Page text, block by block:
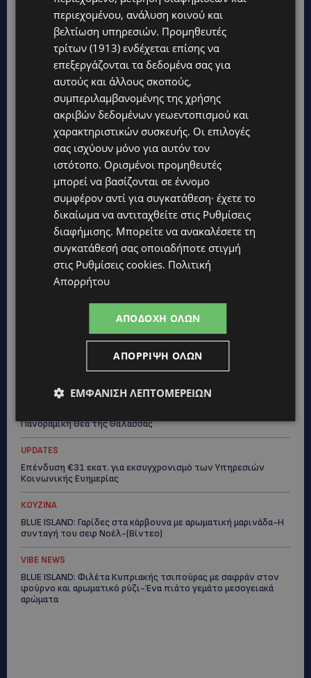
Topics
UPDATES
ΚΟΚΚΙΝΟΤΡΙΜΙΘΙΑ: Σκύλος στον δρόμο μέσα στη ζέστη – Το
καλοκαιρινό «κύμα» εγκατάλειψης ζώων και η ευθύνη που
δεν κάνει διακοπές
UPDATES
Ο κατασκευαστικός τομέας στην Κύπρο: Ισχυρή δυναμική εν
μέσω αβεβαιότητας
UPDATES
VIRAL: Πήγε για καφέ… με την πάπια του και έγινε το
Ο τουρισμός ως εθνική υπόθεση
Εμβληματική Τουριστική Έκταση στην Παραλιακή Ζώνη
Πανοραμική Θέα της Θάλασσας
UPDATES
Επένδυση €31 εκατ. για εκσυγχρονισμό των Υπηρεσιών
Κοινωνικής Ευημερίας
ΚΟΥΖΙΝΑ
BLUE ISLAND: Γαρίδες στα κάρβουνα με αρωματική μαρινάδα-Η
συνταγή του σεφ Νοέλ-(Βίντεο)
VIBE NEWS
BLUE ISLAND: Φιλέτα Κυπριακής τσιπούρας με σαφράν στον
φούρνο και αρωματικό ρύζι-Ένα πιάτο γεμάτο μεσογειακά
αρώματα
περιεχομένου, ανάλυση κοινού και
βελτίωση υπηρεσιών. Προμηθευτές
τρίτων (1913) ενδέχεται επίσης να
επεξεργάζονται τα δεδομένα σας για
αυτούς και άλλους σκοπούς,
συμπεριλαμβανομένης της χρήσης
ακριβών δεδομένων γεωεντοπισμού και
χαρακτηριστικών συσκευής. Οι επιλογές
σας ισχύουν μόνο για αυτόν τον
ιστότοπο. Ορισμένοι προμηθευτές
μπορεί να βασίζονται σε έννομο
συμφέρον αντί για συγκατάθεση· έχετε το
δικαίωμα να αντιταχθείτε στις Ρυθμίσεις
διαφήμισης. Μπορείτε να ανακαλέσετε τη
συγκατάθεσή σας οποιαδήποτε στιγμή
στις Ρυθμίσεις cookies. Πολιτική
Απορρήτου
ΑΠΟΔΟΧΉ ΌΛΩΝ
ΑΠΌΡΡΙΨΗ ΌΛΩΝ
ΕΜΦΆΝΙΣΗ ΛΕΠΤΟΜΕΡΕΙΏΝ